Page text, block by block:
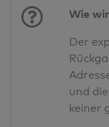
Wie
Der
und
keiner